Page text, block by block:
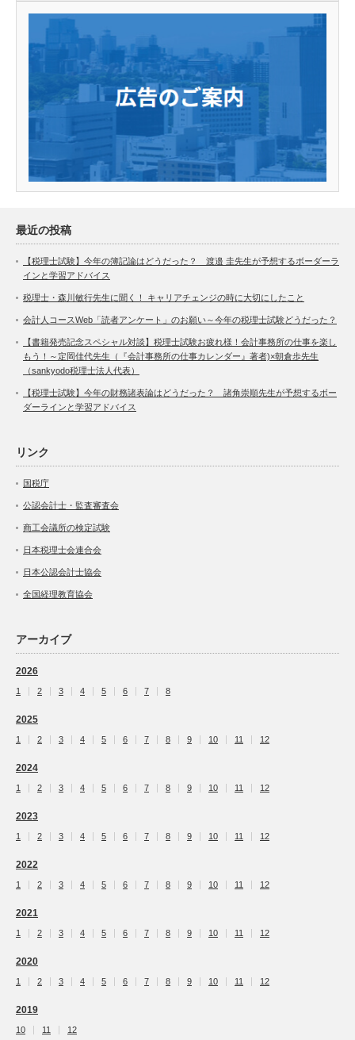
最近の投稿
【税理士試験】今年の簿記論はどうだった？ 渡邉 圭先生が予想するボーダーラ
インと学習アドバイス
税理士・森川敏行先生に聞く！ キャリアチェンジの時に大切にしたこと
会計人コースWeb「読者アンケート」のお願い～今年の税理士試験どうだった？
【書籍発売記念スペシャル対談】税理士試験お疲れ様！会計事務所の仕事を楽し
もう！～定岡佳代先生（『会計事務所の仕事カレンダー』著者)×朝倉歩先生
（sankyodo税理士法人代表）
【税理士試験】今年の財務諸表論はどうだった？ 諸角崇順先生が予想するボー
ダーラインと学習アドバイス
リンク
国税庁
公認会計士・監査審査会
商工会議所の検定試験
日本税理士会連合会
日本公認会計士協会
全国経理教育協会
アーカイブ
2026
1 2 3 4 5 6 7 8
2025
1 2 3 4 5 6 7 8 9 10 11 12
2024
1 2 3 4 5 6 7 8 9 10 11 12
2023
1 2 3 4 5 6 7 8 9 10 11 12
2022
1 2 3 4 5 6 7 8 9 10 11 12
2021
1 2 3 4 5 6 7 8 9 10 11 12
2020
1 2 3 4 5 6 7 8 9 10 11 12
2019
10 11 12